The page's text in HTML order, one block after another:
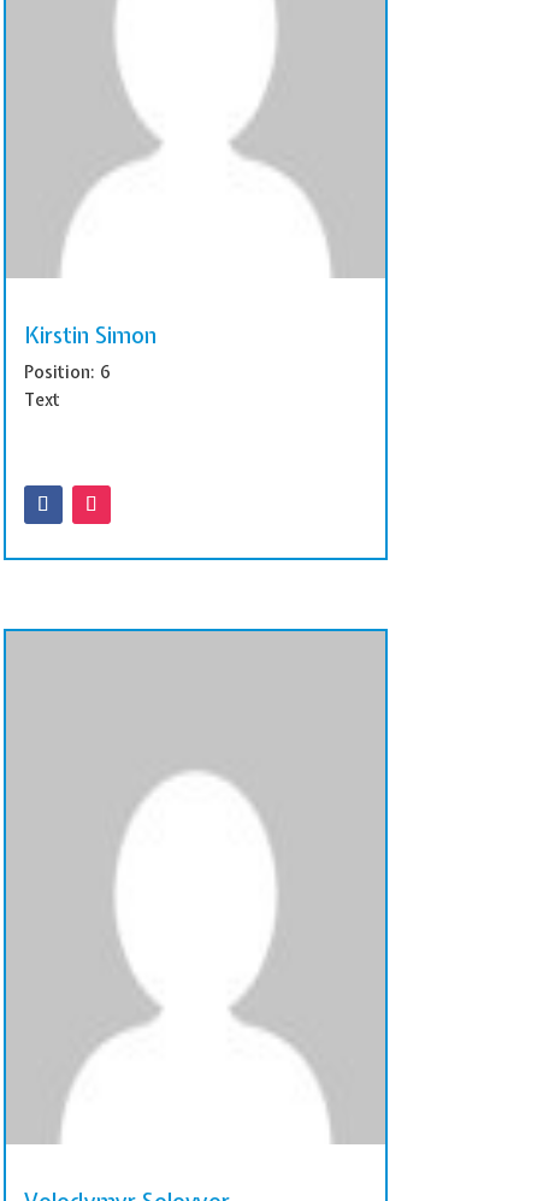
Kirstin Simon
Position: 6
Text